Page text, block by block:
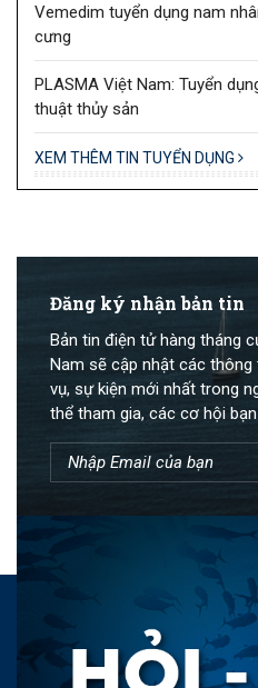
Vemedim tuyển dụng nam
cưng
PLASMA Việt Nam: Tuyển
thuật thủy sản
XEM THÊM TIN TUYỂN DỤNG
Đăng ký nhận bản tin
Bản tin điện tử hàng tháng
Nam sẽ cập nhật các
vụ, sự kiện mới nhất trong
thể tham gia, các cơ hội